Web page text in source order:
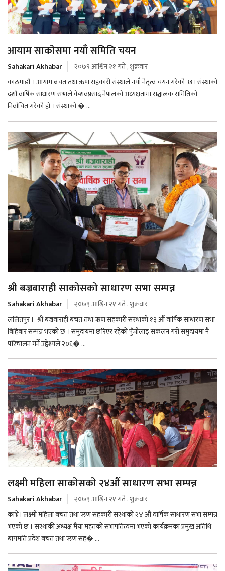
आयाम साकोसमा नयाँ समिति चयन
Sahakari Akhabar
२०७९ आश्विन २१ गते , शुक्रवार
काठमाडौं । आयाम बचत तथा ऋण सहकारी संस्थाले नयाँ नेतृत्व चयन गरेको छ। संस्थाको
दशौं वार्षिक साधारण सभाले केशवप्रसाद नेपालको अध्यक्षतामा सञ्चालक समितिको
निर्वाचित गरेको हो । संस्थाको � ...
श्री बज्रबाराही साकोसको साधारण सभा सम्पन्न
Sahakari Akhabar
२०७९ आश्विन २१ गते , शुक्रवार
ललितपुर । श्री बज्रवाराही बचत तथा ऋण सहकारी संस्थाको १३ औं वार्षिक साधारण सभा
बिहिबार सम्पन्न भएको छ । समुदायमा छरिएर रहेको पुँजीलाइ संकलन गरी समुदायमा नै
परिचालन गर्ने उद्देश्यले २०६� ...
लक्ष्मी महिला साकोसको २४औं साधारण सभा सम्पन्न
Sahakari Akhabar
२०७९ आश्विन २१ गते , शुक्रवार
काभ्रे। लक्ष्मी महिला बचत तथा ऋण सहकारी संस्थाको २४ औ वार्षिक साधारण सभा सम्पन्न
भएको छ । संस्थाकी अध्यक्ष मैया महतको सभापतित्वमा भएको कार्यक्रमका प्रमुख अतिथि
बागमति प्रदेश बचत तथा ऋण सह� ...